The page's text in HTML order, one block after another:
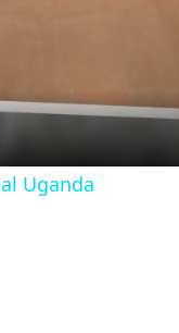
Uganda